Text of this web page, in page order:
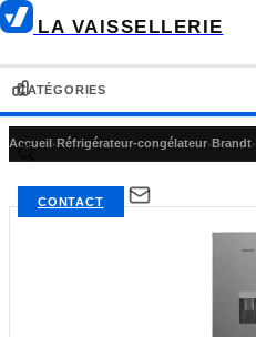
LA VAISSELLERIE
CONTACT
CATÉGORIES
LAVE-VAISSELLE
Accueil›Réfrigérateur-congélateur›Brandt›